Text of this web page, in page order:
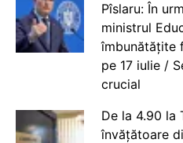
Pîslaru: În
ministrul
îmbunătățite
pe 17 iulie /
crucial
De la 4.90 la
învățătoare